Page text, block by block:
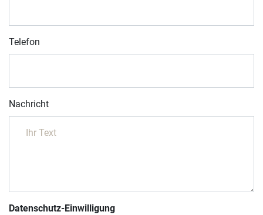
Telefon
Nachricht
Datenschutz-Einwilligung